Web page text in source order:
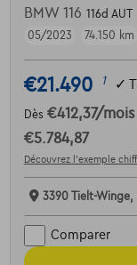
BMW 116 116d AUT
05/2023
74.150 km
€21.490 1 ✓
Dès €412,37/mois
€5.784,87
Découvrez l’exemple
3390 Tielt-Winge,
Comparer